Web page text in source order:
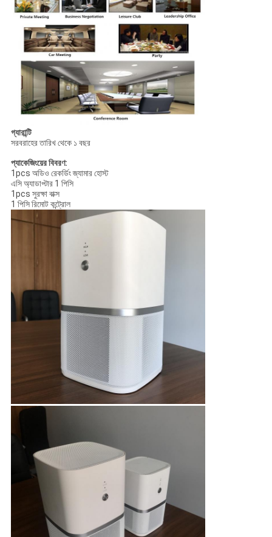
গ্যারান্টি
সরবরাহের তারিখ থেকে ১ বছর
প্যাকেজিংয়ের বিবরণ:
1pcs অডিও রেকর্ডিং জ্যামার হোস্ট
এসি অ্যাডাপ্টার 1 পিসি
1pcs সুরক্ষা বাক্স
1 পিসি রিমোট কন্ট্রোল